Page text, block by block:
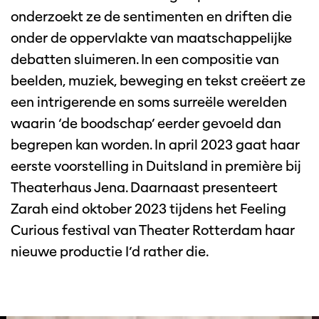
onderzoekt ze de sentimenten en driften die
onder de oppervlakte van maatschappelijke
debatten sluimeren. In een compositie van
beelden, muziek, beweging en tekst creëert ze
een intrigerende en soms surreële werelden
waarin ‘de boodschap’ eerder gevoeld dan
begrepen kan worden. In april 2023 gaat haar
eerste voorstelling in Duitsland in première bij
Theaterhaus Jena. Daarnaast presenteert
Zarah eind oktober 2023 tijdens het Feeling
Curious festival van Theater Rotterdam haar
nieuwe productie I’d rather die.